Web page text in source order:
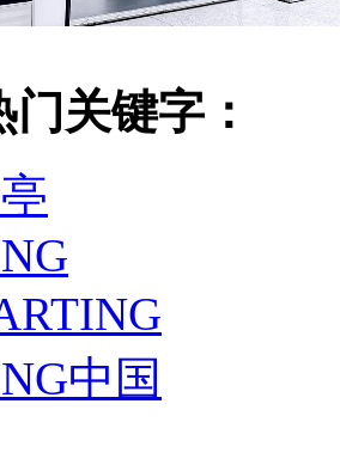
门关键字：
中国